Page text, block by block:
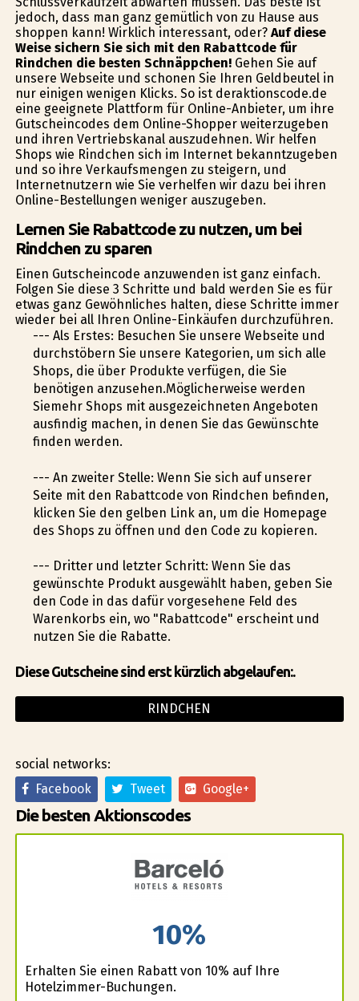
jedoch, dass man ganz gemütlich von zu Hause aus
shoppen kann! Wirklich interessant, oder? Auf diese
Weise sichern Sie sich mit den Rabattcode für
Rindchen die besten Schnäppchen!Gehen Sie auf
unsere Webseite und schonen Sie Ihren Geldbeutel in
nur einigen wenigen Klicks. So ist deraktionscode.de
eine geeignete Plattform für Online-Anbieter, um ihre
Gutscheincodes dem Online-Shopper weiterzugeben
und ihren Vertriebskanal auszudehnen. Wir helfen
Shops wie Rindchen sich im Internet bekanntzugeben
und so ihre Verkaufsmengen zu steigern, und
Internetnutzern wie Sie verhelfen wir dazu bei ihren
Online-Bestellungen weniger auszugeben.
Lernen Sie Rabattcode zu nutzen, um bei
Rindchen zu sparen
Einen Gutscheincode anzuwenden ist ganz einfach.
Folgen Sie diese 3 Schritte und bald werden Sie es für
etwas ganz Gewöhnliches halten, diese Schritte immer
wieder bei all Ihren Online-Einkäufen durchzuführen.
--- Als Erstes: Besuchen Sie unsere Webseite und
durchstöbern Sie unsere Kategorien, um sich alle
Shops, die über Produkte verfügen, die Sie
benötigen anzusehen.Möglicherweise werden
Siemehr Shops mit ausgezeichneten Angeboten
ausfindig machen, in denen Sie das Gewünschte
finden werden.
--- An zweiter Stelle: Wenn Sie sich auf unserer
Seite mit den Rabattcode von Rindchen befinden,
klicken Sie den gelben Link an, um die Homepage
des Shops zu öffnen und den Code zu kopieren.
--- Dritter und letzter Schritt: Wenn Sie das
gewünschte Produkt ausgewählt haben, geben Sie
den Code in das dafür vorgesehene Feld des
Warenkorbs ein, wo "Rabattcode" erscheint und
nutzen Sie die Rabatte.
Diese Gutscheine sind erst kürzlich abgelaufen:.
RINDCHEN
social networks:
Facebook
Tweet Google+
Die besten Aktionscodes
10%
Erhalten Sie einen Rabatt von 10% auf Ihre
Hotelzimmer-Buchungen.